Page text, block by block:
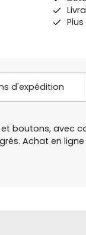
d'expédition
boutons, avec
Achat en